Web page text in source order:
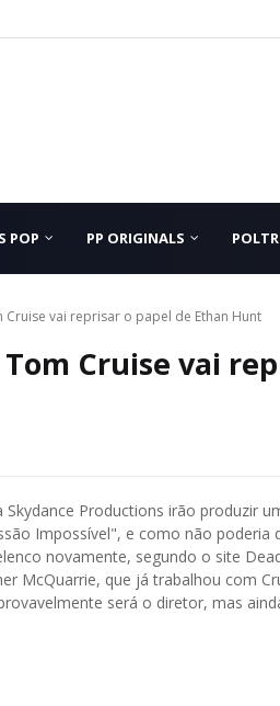
POP PP ORIGINALS
Cruise vai reprisar o papel de Ethan Hunt
Tom Cruise vai
Productions irão produzir
Impossível", e como não poderia
novamente, segundo o site
McQuarrie, que já trabalhou com
será o diretor, mas